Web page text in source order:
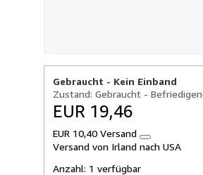
Gebraucht - Kein Einband
Zustand: Gebraucht -
EUR 19,46
EUR 10,40 Versand
Weitere
Informationen
Versand von Irland nach USA
Anzahl: 1 verfügbar